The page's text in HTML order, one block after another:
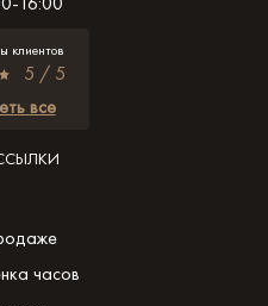
клиентов
5 / 5
все
часов